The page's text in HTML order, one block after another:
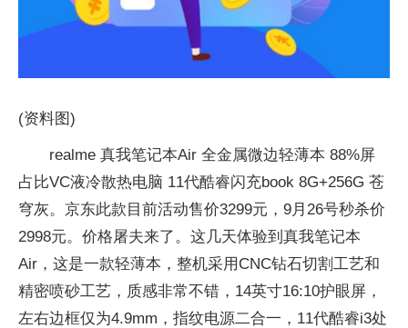
(资料图)
realme 真我笔记本Air 全金属微边轻薄本 88%屏
占比VC液冷散热电脑 11代酷睿闪充book 8G+256G 苍
穹灰。京东此款目前活动售价3299元，9月26号秒杀价
2998元。价格屠夫来了。这几天体验到真我笔记本
Air，这是一款轻薄本，整机采用CNC钻石切割工艺和
精密喷砂工艺，质感非常不错，14英寸16:10护眼屏，
左右边框仅为4.9mm，指纹电源二合一，11代酷睿i3处